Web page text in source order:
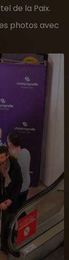
de la Paix.
photos avec